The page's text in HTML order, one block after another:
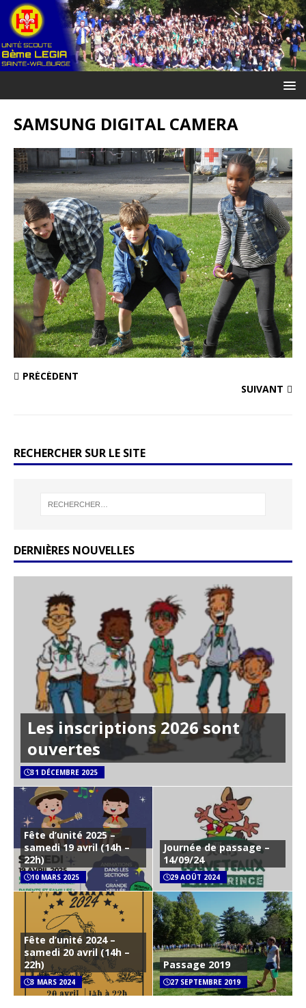
SAMSUNG DIGITAL CAMERA
PRÉCÉDENT
SUIVANT
RECHERCHER SUR LE SITE
DERNIÈRES NOUVELLES
Les inscriptions 2026 sont
ouvertes
31 DÉCEMBRE 2025
Fête d’unité 2025 –
samedi 19 avril (14h –
22h)
10 MARS 2025
Journée de passage –
14/09/24
29 AOÛT 2024
Fête d’unité 2024 –
samedi 20 avril (14h –
22h)
3 MARS 2024
Passage 2019
27 SEPTEMBRE 2019